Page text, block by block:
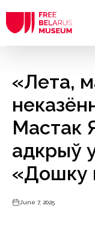
«Лета,
Мастак
адкрыў
«Дошку
June 7, 2025